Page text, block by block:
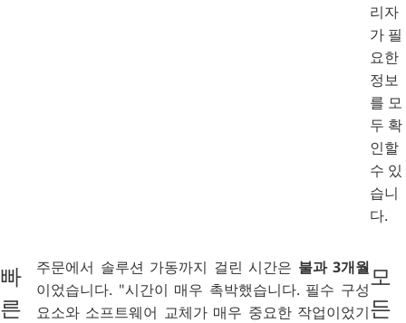
리자
가 필
요한
정보
를 모
두 확
인할
수 있
습니
다.
빠
른
주문에서 솔루션 가동까지 걸린 시간은 불과 3개월
이었습니다. "시간이 매우 촉박했습니다. 필수 구성
요소와 소프트웨어 교체가 매우 중요한 작업이었기
모
든